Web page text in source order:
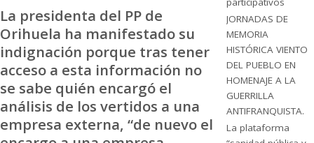
La presidenta del PP de
Orihuela ha manifestado su
indignación porque tras tener
acceso a esta información no
se sabe quién encargó el
análisis de los vertidos a una
empresa externa, “de nuevo el
JORNADAS DE
MEMORIA
HISTÓRICA VIENTO
DEL PUEBLO EN
HOMENAJE A LA
GUERRILLA
ANTIFRANQUISTA.
La plataforma